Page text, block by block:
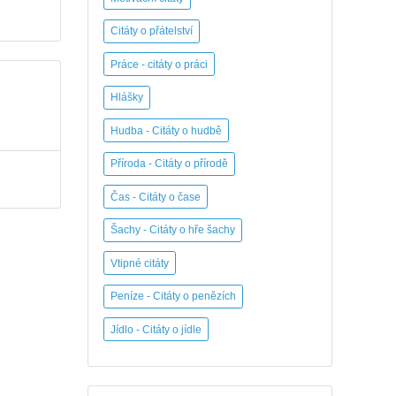
Citáty o přátelství
Práce - citáty o práci
Hlášky
Hudba - Citáty o hudbě
Příroda - Citáty o přírodě
Čas - Citáty o čase
Šachy - Citáty o hře šachy
Vtipné citáty
Peníze - Citáty o penězích
Jídlo - Citáty o jídle